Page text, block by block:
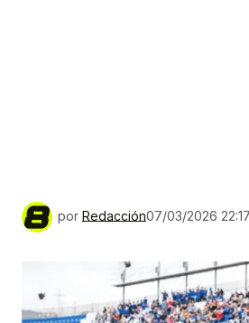
por Redacción07/03/2026 22:17